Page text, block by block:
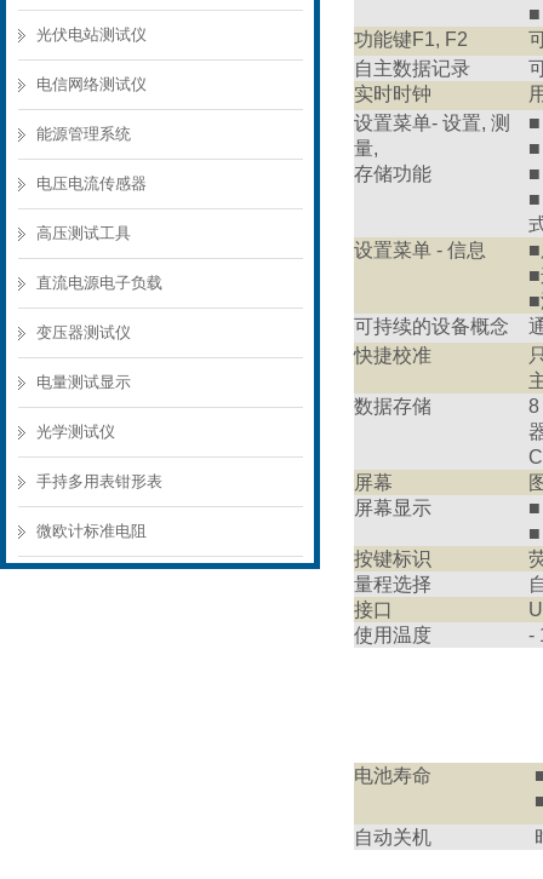
光伏电站测试仪
电信网络测试仪
能源管理系统
电压电流传感器
高压测试工具
直流电源电子负载
变压器测试仪
电量测试显示
光学测试仪
手持多用表钳形表
微欧计标准电阻
功能键F1, F2
自主数据记录
实时时钟
设置菜单- 设置, 测
量,
存储功能
设置菜单 - 信息
可持续的设备概念
快捷校准
数据存储
8
屏幕
屏幕显示
按键标识
量程选择
接口
使用温度
-
电池寿命
自动关机